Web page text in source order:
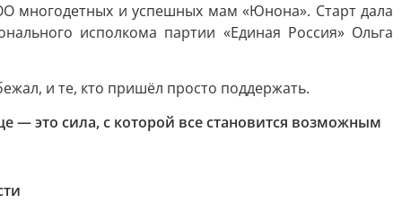
многодетных и успешных мам «Юнона». Старт дала
исполкома партии «Единая Россия» Ольга
и те, кто пришёл просто поддержать.
— это сила, с которой все становится возможным